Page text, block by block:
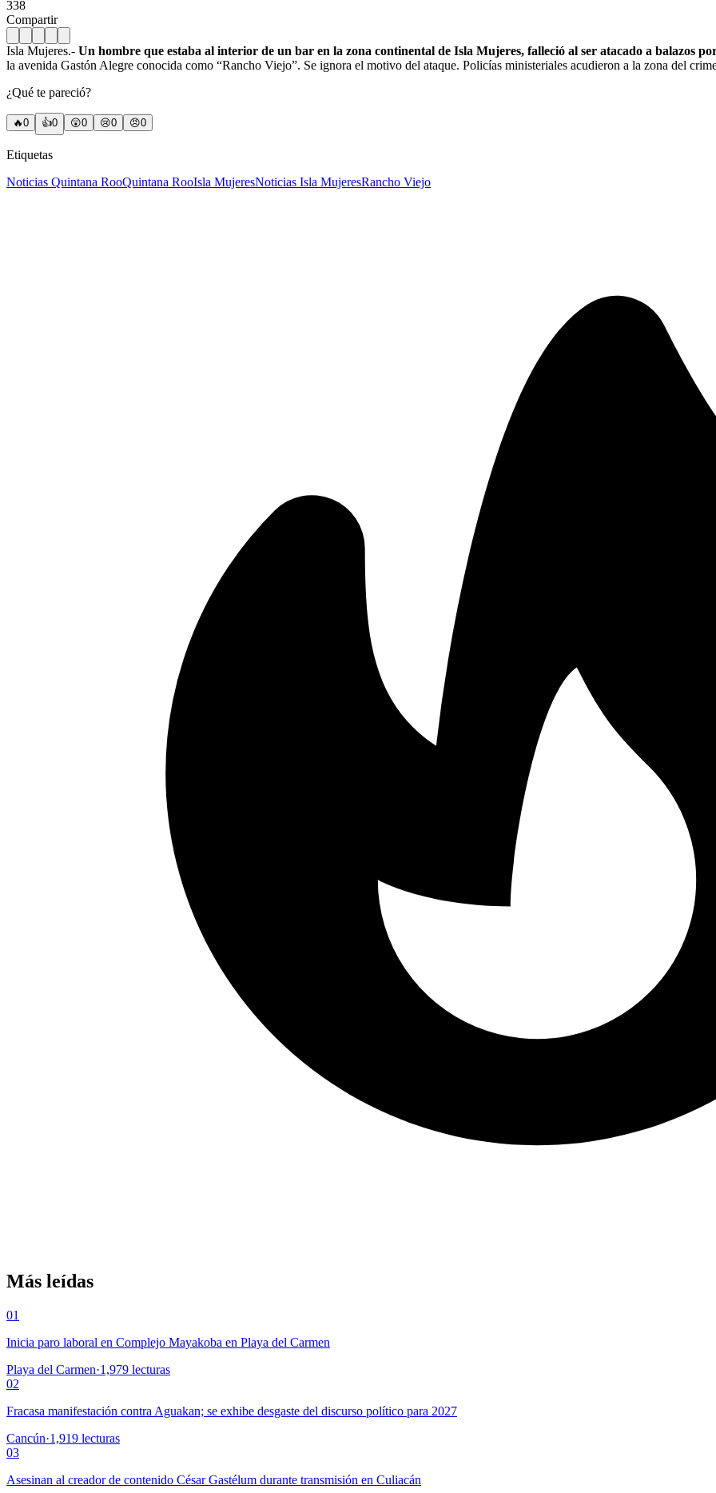
338
Compartir
Isla Mujeres.- Un hombre que estaba al interior de un bar en la zona continental de Isla Mujeres, falleció al ser atacado a balazos
la avenida Gastón Alegre conocida como “Rancho Viejo”. Se ignora el motivo del ataque. Policías ministeriales acudieron a la zona del
¿Qué te pareció?
🔥0 👍0 😲0 😢0 😠0
Etiquetas
Noticias Quintana RooQuintana RooIsla MujeresNoticias Isla MujeresRancho Viejo
Más leídas
01
Inicia paro laboral en Complejo Mayakoba en Playa del Carmen
Playa del Carmen·1,979 lecturas
02
Fracasa manifestación contra Aguakan; se exhibe desgaste del discurso político para 2027
Cancún·1,919 lecturas
03
Asesinan al creador de contenido César Gastélum durante transmisión en Culiacán